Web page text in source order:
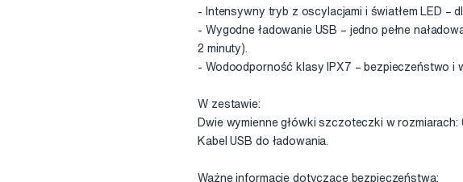
- Intensywny tryb z oscylacjami i światłem LED –
- Wygodne ładowanie USB – jedno pełne
2 minuty).
- Wodoodporność klasy IPX7 – bezpieczeństwo i
W zestawie:
Dwie wymienne główki szczoteczki w rozmiarach:
Kabel USB do ładowania.
Ważne informacje dotyczące bezpieczeństwa: